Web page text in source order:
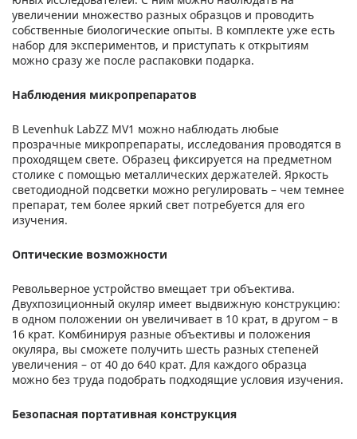
увеличении множество разных образцов и проводить
собственные биологические опыты. В комплекте уже есть
набор для экспериментов, и приступать к открытиям
можно сразу же после распаковки подарка.
Наблюдения микропрепаратов
В Levenhuk LabZZ MV1 можно наблюдать любые
прозрачные микропрепараты, исследования проводятся в
проходящем свете. Образец фиксируется на предметном
столике с помощью металлических держателей. Яркость
светодиодной подсветки можно регулировать – чем темнее
препарат, тем более яркий свет потребуется для его
изучения.
Оптические возможности
Револьверное устройство вмещает три объектива.
Двухпозиционный окуляр имеет выдвижную конструкцию:
в одном положении он увеличивает в 10 крат, в другом – в
16 крат. Комбинируя разные объективы и положения
окуляра, вы сможете получить шесть разных степеней
увеличения – от 40 до 640 крат. Для каждого образца
можно без труда подобрать подходящие условия изучения.
Безопасная портативная конструкция